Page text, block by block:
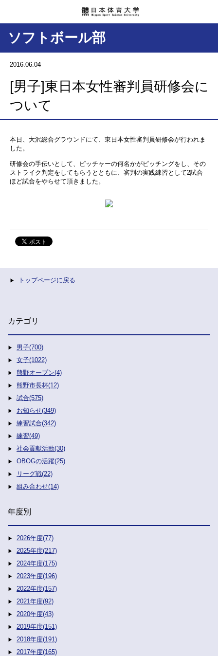
ソフトボール部
2016.06.04
[男子]東日本女性審判員研修会に
ついて
本日、大沢総合グラウンドにて、東日本女性審判員研修会が行われま
した。
研修会の手伝いとして、ピッチャーの何名かがピッチングをし、その
ストライク判定をしてもらうとともに、審判の実践練習として2試合
ほど試合をやらせて頂きました。
トップページに戻る
カテゴリ
男子(700)
女子(1022)
熊野オープン(4)
熊野市長杯(12)
試合(575)
お知らせ(349)
練習試合(342)
練習(49)
社会貢献活動(30)
OBOGの活躍(25)
リーグ戦(22)
組み合わせ(14)
年度別
2026年度(77)
2025年度(217)
2024年度(175)
2023年度(196)
2022年度(157)
2021年度(92)
2020年度(43)
2019年度(151)
2018年度(191)
2017年度(165)